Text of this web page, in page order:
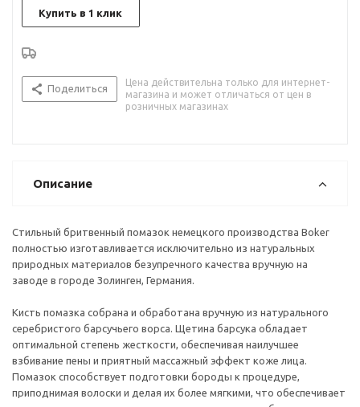
Купить в 1 клик
Поделиться
Цена действительна только для интернет-
магазина и может отличаться от цен в
розничных магазинах
Описание
Стильный бритвенный помазок немецкого производства Boker
полностью изготавливается исключительно из натуральных
природных материалов безупречного качества вручную на
заводе в городе Золинген, Германия.
Кисть помазка собрана и обработана вручную из натурального
серебристого барсучьего ворса. Щетина барсука обладает
оптимальной степень жесткости, обеспечивая наилучшее
взбивание пены и приятный массажный эффект коже лица.
Помазок способствует подготовки бороды к процедуре,
приподнимая волоски и делая их более мягкими, что обеспечивает